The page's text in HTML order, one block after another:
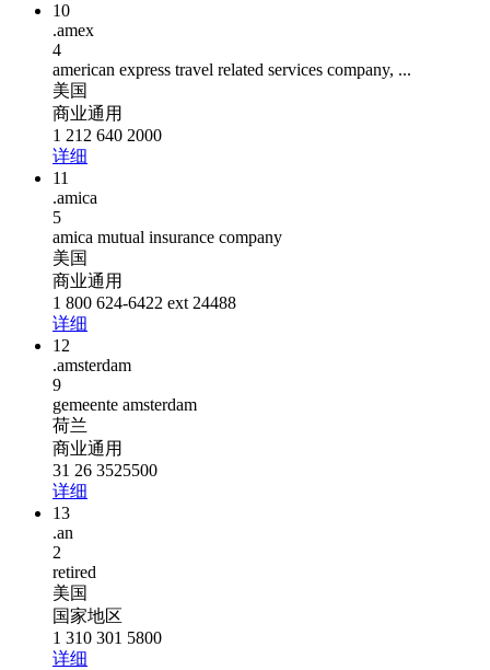
10
.amex
4
american express travel related services company, ...
美国
商业通用
1 212 640 2000
详细
11
.amica
5
amica mutual insurance company
美国
商业通用
1 800 624-6422 ext 24488
详细
12
.amsterdam
9
gemeente amsterdam
荷兰
商业通用
31 26 3525500
详细
13
.an
2
retired
美国
国家地区
1 310 301 5800
详细